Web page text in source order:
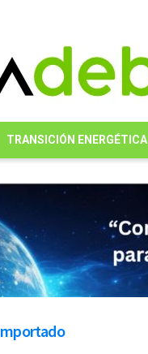
TRANSICIÓN ENERGÉTICA